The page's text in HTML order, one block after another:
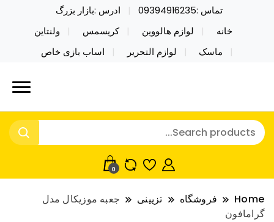
تماس :09394916235
ادرس :بازار بزرگ
خانه
لوازم هالووین کریسمس
ولنتاین
ماسک
لوازم التحریر اساب بازی خاص
نایکر توی فروش عمده لوازم هالووین
ولن تاین کادویی کریسمس اکسسوری
خرید محصولات خاص فیجت اسباب بازی تراول ماگ نایکر
توی فروش عمده لوازم هالووین ولن تاین کادویی
کریسمس اکسسوری ماسک در واردات مستقیم
0
Home فروشگاه تزیینی
جعبه موزیکال مدل
گرامافون